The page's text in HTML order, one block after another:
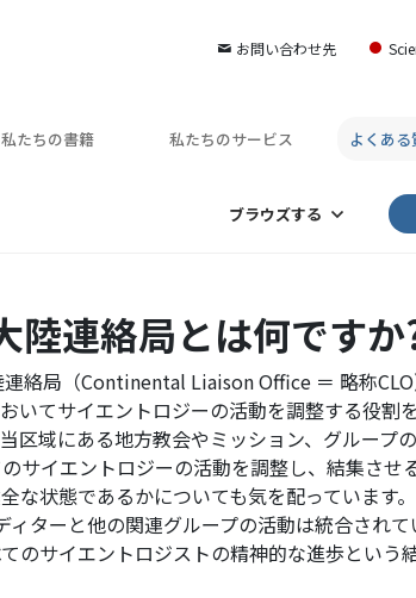
お問い合わせ先
私たちの書籍 私たちのサービス よくある
ブラウズする
陸連絡局とは何ですか
絡局（Continental Liaison Office ＝ 略称
いてサイエントロジーの活動を調整する役割
区域にある地方教会やミッション、グループ
サイエントロジーの活動を調整し、結集させ
な状態であるかについても気を配っています
ターと他の関連グループの活動は統合されて
のサイエントロジストの精神的な進歩という